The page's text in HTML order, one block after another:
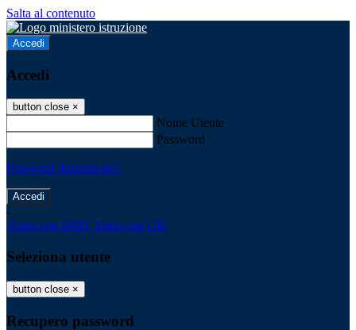
Salta al contenuto
Accedi
Accedi
button close ×
Nome Utente
Password
Password dimenticata?
-
Entra con SPID Entra con CIE
Seleziona utente
button close ×
Recupero password